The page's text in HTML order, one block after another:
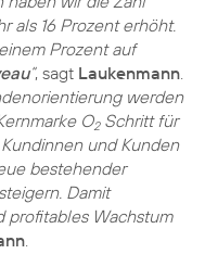
als 16 Prozent erhöht.
Prozent auf
“, sagt Laukenmann
werden
O2Schritt für
und Kunden
bestehender
Damit
profitables Wachstum